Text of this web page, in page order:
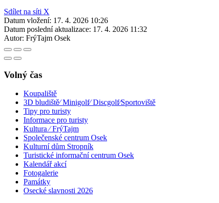
Sdílet na síti X
Datum vložení: 17. 4. 2026 10:26
Datum poslední aktualizace: 17. 4. 2026 11:32
Autor: FrýTajm Osek
Volný čas
Koupaliště
3D bludiště⁄ Minigolf⁄ Discgolf⁄Sportoviště
Tipy pro turisty
Informace pro turisty
Kultura ⁄ FrýTajm
Společenské centrum Osek
Kulturní dům Stropník
Turistické informační centrum Osek
Kalendář akcí
Fotogalerie
Památky
Osecké slavnosti 2026